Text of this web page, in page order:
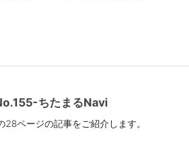
ちたまるNavi
ページの記事をご紹介します。